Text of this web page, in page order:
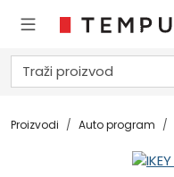
Proizvodi Auto program